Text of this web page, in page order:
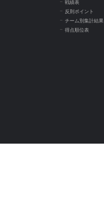
戦績表
反則ポイント
チーム別集計結果
得点順位表